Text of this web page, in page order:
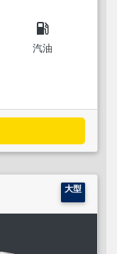
local_gas_station
汽油
大型